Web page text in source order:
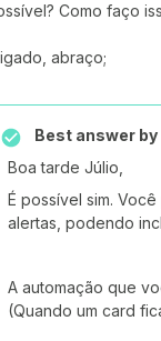
Como faço
abraço;
Best answer by
Boa tarde Júlio,
É possível sim.
alertas, podendo
A automação que
(Quando um card